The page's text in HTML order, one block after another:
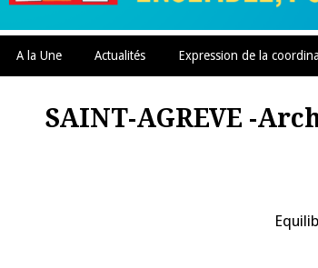
A la Une Actualités Expression de la
SAINT-AGREVE -